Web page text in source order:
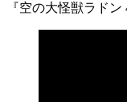
『空の大怪獣ラド